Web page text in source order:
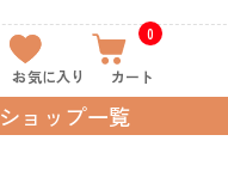
お気に入り
0
カート
ショップ一覧